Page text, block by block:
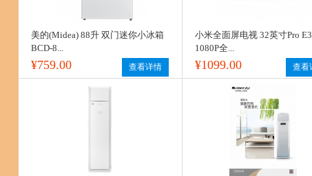
美的(Midea) 88升 双门迷你小冰箱
BCD-8...
¥759.00 查看详情
小米全面屏电视 32英寸Pro
1080P全...
¥1099.00 查看